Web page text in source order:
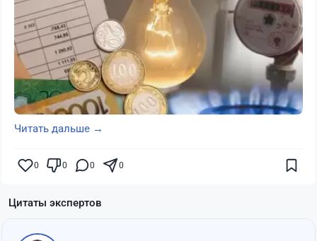
Читать дальше →
0 0 0 0
Цитаты экспертов